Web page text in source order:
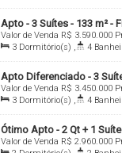
232.00m² , 1 Sala(s) , 2
Útil:
232.00 m²
Apto - 3 Suítes - 133 m² -
- Itajaí/SC
R$ 3.590.000
Valor de Venda
Catarina, Brasil
3 Dormitório(s) , 4
141.49m² , 1 Sala(s) , 3
Útil:
141.49
Apto Diferenciado - 3
Brava - Itajaí/SC
R$ 3.450.000
Valor de Venda
Catarina, Brasil
3 Dormitório(s) , 4
137.00m² , 1 Sala(s) , 3
Ótimo Apto - 2 Qt + 1
Brava - Itajaí/SC
R$ 2.960.000
Valor de Venda